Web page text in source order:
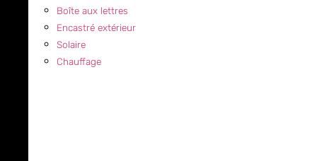
Boîte aux lettres
Encastré extérieur
Solaire
Chauffage